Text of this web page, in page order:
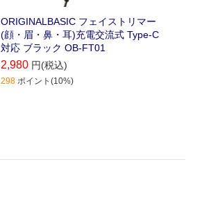
ORIGINALBASIC フェイストリマー
(顔・眉・鼻・耳)充電交流式 Type-C
対応 ブラック OB-FT01
2,980 円(税込)
298 ポイント(10%)